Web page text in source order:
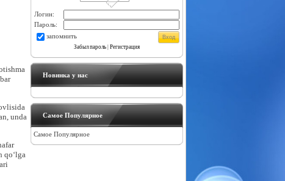
unda
qo‘lga
Логин:
Пароль:
запомнить
Забыл пароль| Регистрация
Новинка у нас
Самое Популярное
Самое Популярное